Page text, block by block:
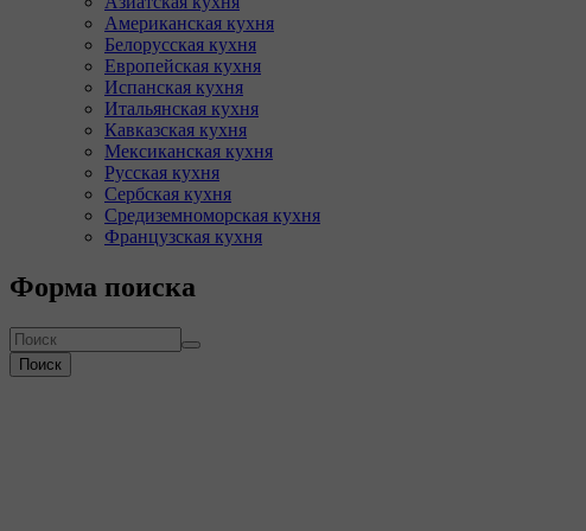
Американская кухня
Белорусская кухня
Европейская кухня
Испанская кухня
Итальянская кухня
Кавказская кухня
Мексиканская кухня
Русская кухня
Сербская кухня
Средиземноморская кухня
Французская кухня
Форма поиска
Поиск